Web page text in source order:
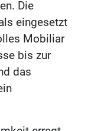
Die
eingesetzt
Mobiliar
bis zur
das